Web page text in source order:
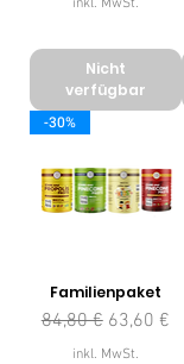
inkl. MwSt.
Nicht
verfügbar
-30%
Familienpaket
Standardpreis
84,80 € Sale-Preis
63,60 €
inkl. MwSt.